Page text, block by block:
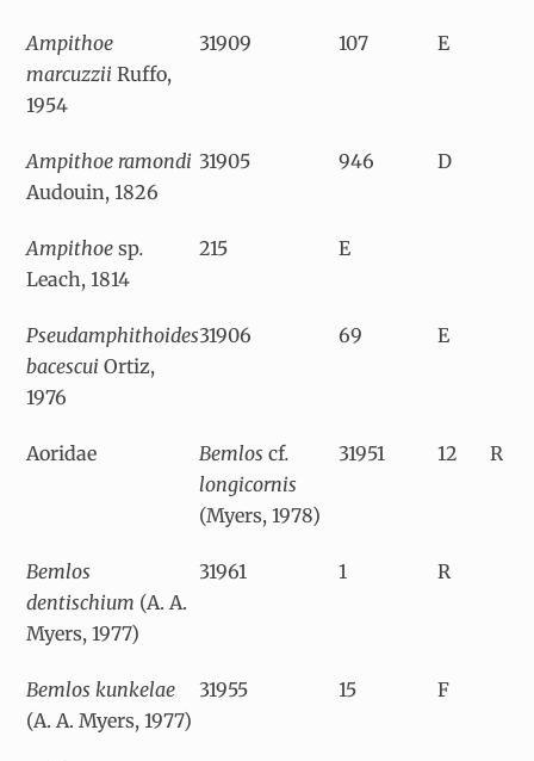
Ampithoe
marcuzziiRuffo,
1954
31909 107 E
Ampithoe ramondi
Audouin, 1826
31905 946 D
Ampithoesp.
Leach, 1814
215 E
Pseudamphithoides
bacescuiOrtiz,
1976
31906 69 E
Aoridae Bemloscf.
longicornis
(Myers, 1978)
31951 12 R
Bemlos
dentischium (A. A.
Myers, 1977)
31961 1 R
Bemlos kunkelae
(A. A. Myers, 1977)
31955 15 F